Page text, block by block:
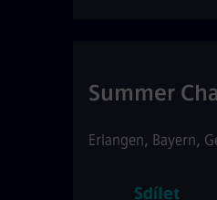
Summer
Erlangen, Bayern,
Sdílet